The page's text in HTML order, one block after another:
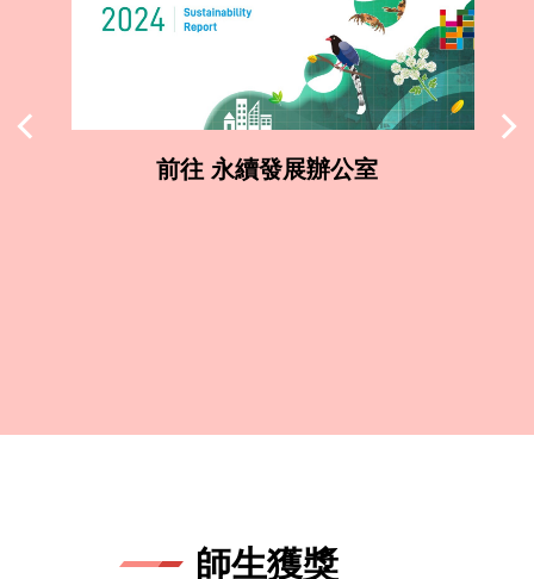
前往 永續發展辦公室
師生獲獎